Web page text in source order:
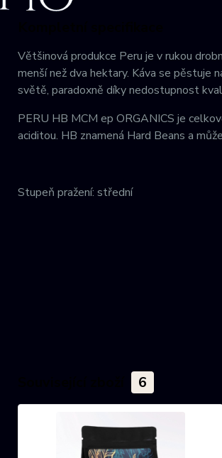
Většinová produkce Peru je v rukou
menší než dva hektary. Káva se pěstuje
světě, paradoxně díky nedostupnost
PERU HB MCM ep ORGANICS je
aciditou. HB znamená Hard Beans a
Stupeň pražení: střední
6